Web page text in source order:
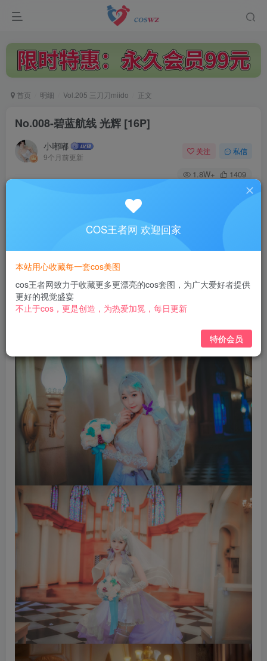
首页 明细 Vol.205 三刀刀miido 正文
No.008-碧蓝航线 光辉 [16P]
小嘟嘟
9个月前更新
关注 私信
1.8W+ 1409
No.008-碧蓝航线 光辉 [16P]
此内容为付费阅读，请付费后查看
3
黄金会员免费 钻石会员 免费
立即购买
COS王者网 欢迎回家
本站用心收藏每一套cos美图
cos王者网致力于收藏更多更漂亮的cos套图，为广大爱好者提供
更好的视觉盛宴
不止于cos，更是创造，为热爱加冕，每日更新
特价会员